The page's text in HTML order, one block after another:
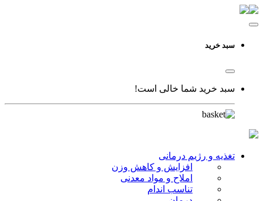
سبد خرید
سبد خرید شما خالی است!
تغذیه و رژیم درمانی
افزایش و کاهش وزن
املاح و مواد معدنی
تناسب اندام